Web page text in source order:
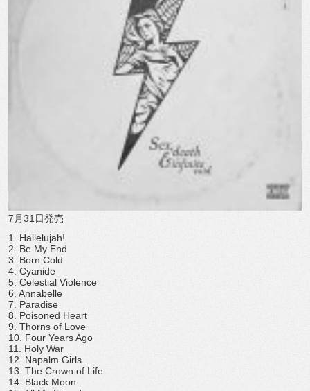
7月31日発売
1. Hallelujah!
2. Be My End
3. Born Cold
4. Cyanide
5. Celestial Violence
6. Annabelle
7. Paradise
8. Poisoned Heart
9. Thorns of Love
10. Four Years Ago
11. Holy War
12. Napalm Girls
13. The Crown of Life
14. Black Moon